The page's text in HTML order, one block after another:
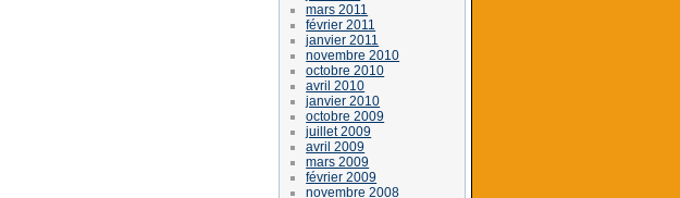
mars 2011
février 2011
janvier 2011
novembre 2010
octobre 2010
avril 2010
janvier 2010
octobre 2009
juillet 2009
avril 2009
mars 2009
février 2009
novembre 2008